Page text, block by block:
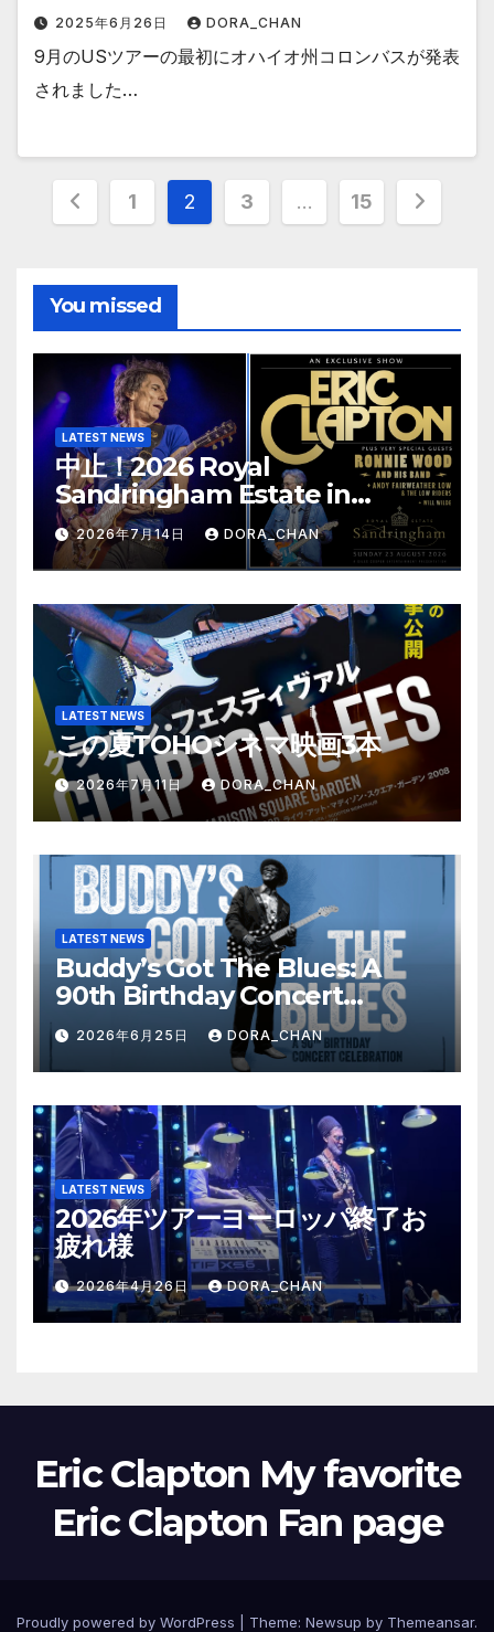
2025年6月26日 DORA_CHAN
9月のUSツアーの最初にオハイオ州コロンバスが発表
されました…
投
の
ペ
ー
ジ
送
り
1 2 3 … 15
You missed
LATEST NEWS
中止！2026 Royal
Sandringham Estate in
Norfolk-Update
2026年7月14日 DORA_CHAN
LATEST NEWS
この夏TOHOシネマ映画3本
2026年7月11日 DORA_CHAN
LATEST NEWS
Buddy’s Got The Blues: A
90th Birthday Concert
Celebration
2026年6月25日 DORA_CHAN
LATEST NEWS
2026年ツアーヨーロッパ終了お
疲れ様
2026年4月26日 DORA_CHAN
Eric Clapton My favorite
Eric Clapton Fan page
Proudly powered by WordPress Theme: Newsup by Themeansar.